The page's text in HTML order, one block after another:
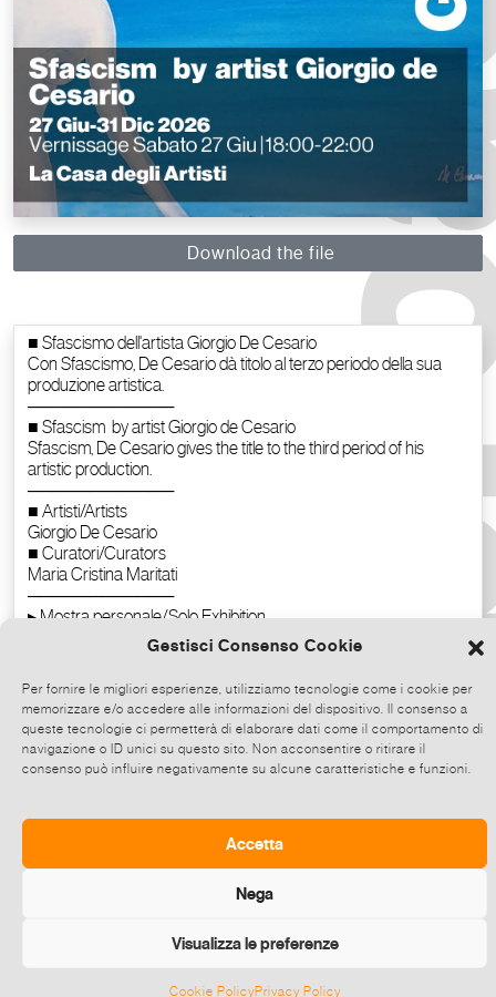
Gestisci Consenso Cookie
Per fornire le migliori esperienze, utilizziamo tecnologie come i cookie per
memorizzare e/o accedere alle informazioni del dispositivo. Il consenso a
queste tecnologie ci permetterà di elaborare dati come il comportamento di
navigazione o ID unici su questo sito. Non acconsentire o ritirare il
consenso può influire negativamente su alcune caratteristiche e funzioni.
Accetta
Nega
Visualizza le preferenze
Cookie PolicyPrivacy Policy
Download the file